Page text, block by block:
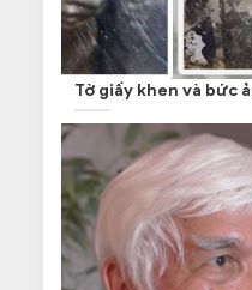
Tờ giấy khen và bức